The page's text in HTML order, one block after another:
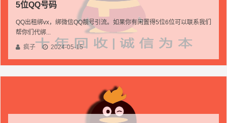
5位QQ号码
QQ出租绑vx，绑微信QQ靓号引流。如果你有闲置得5位6位可以联系我们
帮你们代绑...
疯子 2024-05-15